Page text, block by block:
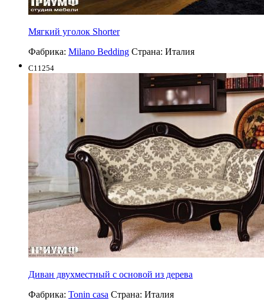
Мягкий уголок Shorter
Фабрика: Milano Bedding Страна: Италия
C11254
Диван двухместный с основой из дерева
Фабрика: Tonin casa Страна: Италия